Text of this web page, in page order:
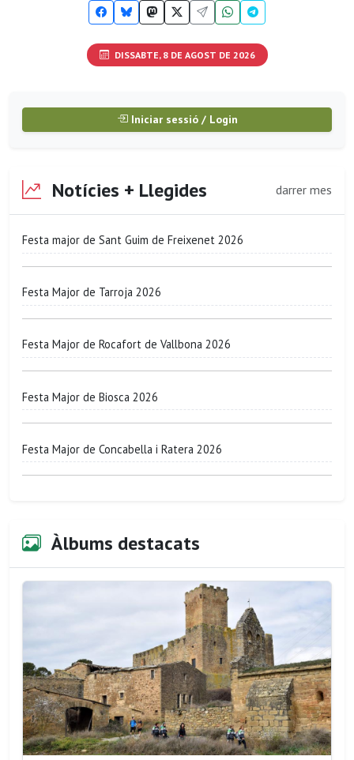
DISSABTE, 8 DE AGOST DE 2026
Iniciar sessió / Login
Notícies + Llegides darrer mes
Festa major de Sant Guim de Freixenet 2026
Festa Major de Tarroja 2026
Festa Major de Rocafort de Vallbona 2026
Festa Major de Biosca 2026
Festa Major de Concabella i Ratera 2026
Àlbums destacats